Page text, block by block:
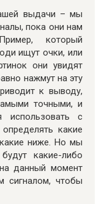
выдачи – мы
пока они нам
который
ищут очки, или
они увидят
нажмут на эту
к выводу,
точными, и
использовать с
какие
ниже. Но мы
какие-либо
данный момент
сигналом, чтобы